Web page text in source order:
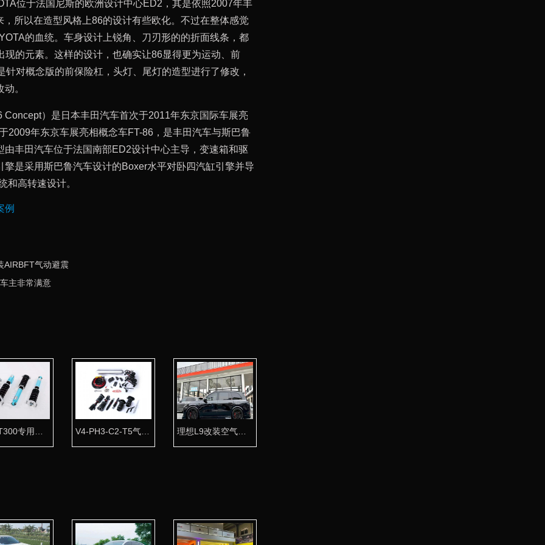
位于法国尼斯的欧洲设计中心ED2，其是依照2007年丰
所以在造型风格上86的设计有些欧化。不过在整体感觉
的血统。车身设计上锐角、刀刃形的的折面线条，都
现的元素。这样的设计，也确实让86显得更为运动、前
对概念版的前保险杠，头灯、尾灯的造型进行了修改，
。
Concept）是日本丰田汽车首次于2011年东京国际车展亮
2009年东京车展亮相概念车FT-86，是丰田汽车与斯巴鲁
由丰田汽车位于法国南部ED2设计中心主导，变速箱和驱
是采用斯巴鲁汽车设计的Boxer水平对卧四汽缸引擎并导
和高转速设计。
例
AIRBFT气动避震
主非常满意
V4-PH3-C2-T5气动避震全车套件 理想L9改装空气悬挂可调节降低拉杆